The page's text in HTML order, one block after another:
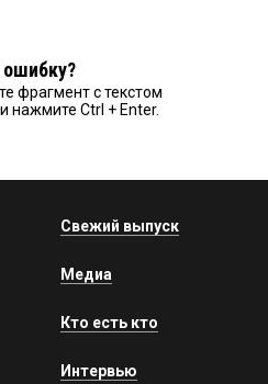
фрагмент с текстом
нажмите Ctrl + Enter.
Свежий выпуск
Медиа
Кто есть кто
Интервью